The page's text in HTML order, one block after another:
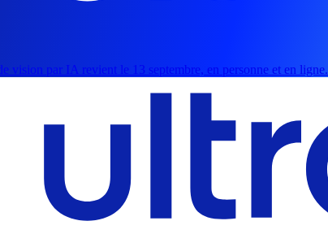
vision par IA revient le 13 septembre, en personne et en ligne.